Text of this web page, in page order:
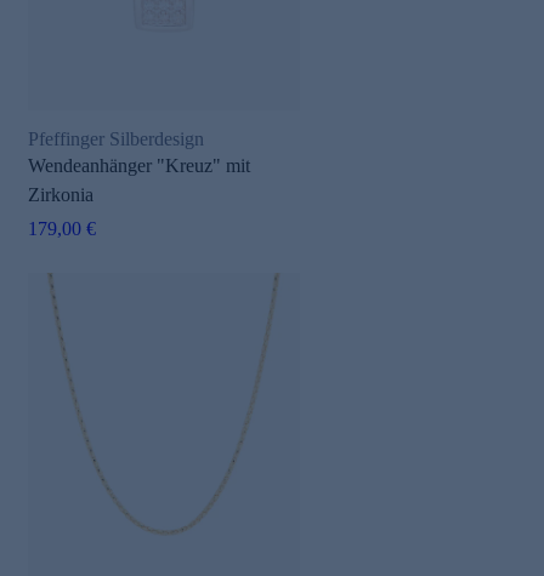
Pfeffinger Silberdesign
Wendeanhänger "Kreuz" mit
Zirkonia
179,00 €